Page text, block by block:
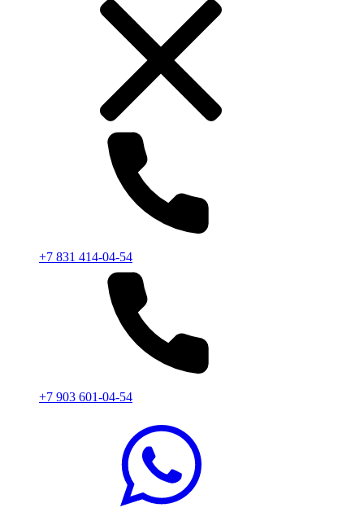
+7 831 414-04-54
+7 903 601-04-54